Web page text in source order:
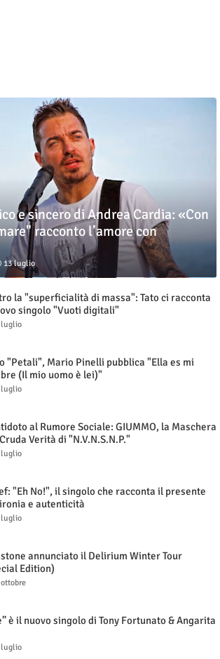
e sincero di Andrea Cardia: «Con
racconto l’amore con
13 luglio
la "superficialità di massa": Tato ci racconta
singolo "Vuoti digitali"
luglio
"Petali", Mario Pinelli pubblica "Ella es mi
(Il mio uomo è lei)"
luglio
al Rumore Sociale: GIUMMO, la Maschera
Verità di "N.V.N.S.N.P."
luglio
"Eh No!", il singolo che racconta il presente
e autenticità
luglio
annunciato il Delirium Winter Tour
Edition)
è il nuovo singolo di Tony Fortunato & Angarita
luglio